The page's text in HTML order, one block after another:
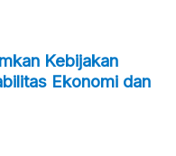
Kebijakan
Ekonomi dan